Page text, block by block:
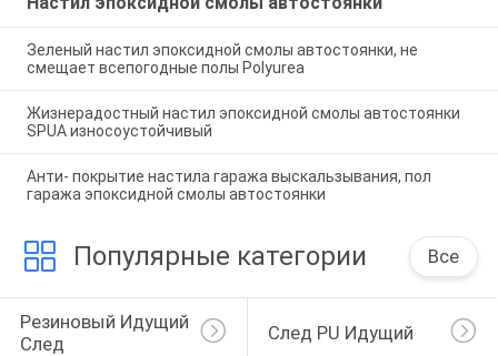
Зеленый настил эпоксидной смолы автостоянки, не
смещает всепогодные полы Polyurea
Жизнерадостный настил эпоксидной смолы автостоянки
SPUA износоустойчивый
Анти- покрытие настила гаража выскальзывания, пол
гаража эпоксидной смолы автостоянки
Популярные категории Все
Резиновый Идущий
След
След PU Идущий